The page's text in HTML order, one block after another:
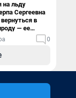
на льду
Сергеевна
в
— ее
0